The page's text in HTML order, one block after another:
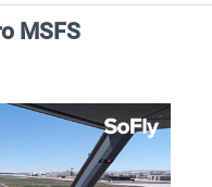
MSFS